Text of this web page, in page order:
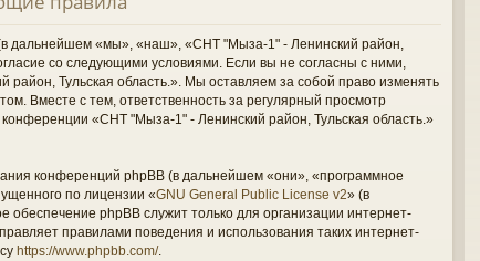
дальнейшем «мы», «наш», «СНТ "Мыза-1" - Ленинский район,
со следующими условиями. Если вы не согласны с ними,
Тульская область.». Мы оставляем за собой право изменять
Вместе с тем, ответственность за регулярный просмотр
«СНТ "Мыза-1" - Ленинский район, Тульская область.»
конференций phpBB (в дальнейшем «они», «программное
по лицензии «GNU General Public License v2» (в
обеспечение phpBB служит только для организации интернет-
правилами поведения и использования таких интернет-
https://www.phpbb.com/.